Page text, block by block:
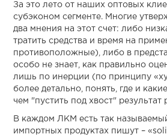
За это лето от наших оптовых
субэконом сегменте. Многие
два мнения на этот счет: либо
тратить средства и время на
противоположные), либо в
особо не знает, как правильно
лишь по инерции (по принципу
более детально, понять, где и
чем "пустить под хвост" результат
В каждом ЛКМ есть так
импортных продуктах пишут –